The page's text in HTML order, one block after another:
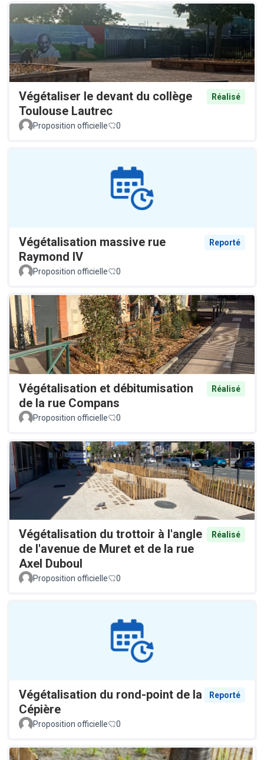
Végétaliser le devant du collège
Toulouse Lautrec
Réalisé
Proposition officielle 0
Végétalisation massive rue
Raymond IV
Reporté
Proposition officielle 0
Végétalisation et débitumisation
de la rue Compans
Réalisé
Proposition officielle 0
Végétalisation du trottoir à l'angle
de l'avenue de Muret et de la rue
Axel Duboul
Réalisé
Proposition officielle 0
Végétalisation du rond-point de la
Cépière
Reporté
Proposition officielle 0